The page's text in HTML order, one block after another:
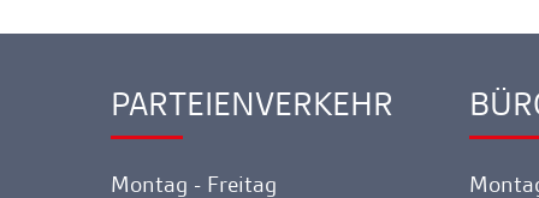
Ankerlink
PARTEIENVERKEHR
Montag - Freitag